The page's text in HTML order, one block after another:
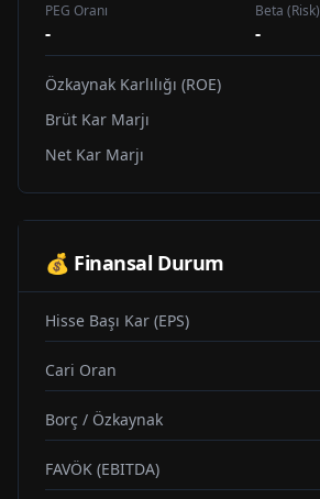
PEG Oranı
-
Beta (Risk)
-
Özkaynak Karlılığı (ROE)
Brüt Kar Marjı
Net Kar Marjı
💰 Finansal Durum
Hisse Başı Kar (EPS)
Cari Oran
Borç / Özkaynak
FAVÖK (EBITDA)